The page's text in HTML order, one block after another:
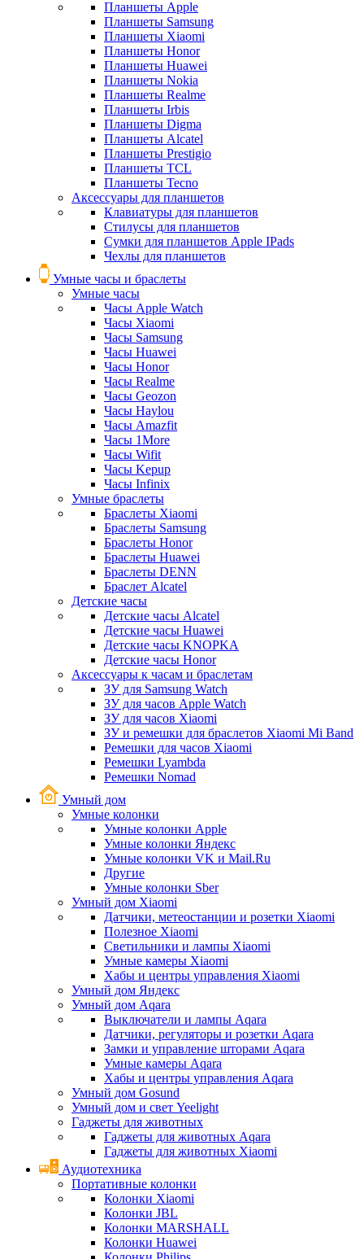
Планшеты Apple
Планшеты Samsung
Планшеты Xiaomi
Планшеты Honor
Планшеты Huawei
Планшеты Nokia
Планшеты Realme
Планшеты Irbis
Планшеты Digma
Планшеты Alcatel
Планшеты Prestigio
Планшеты TCL
Планшеты Tecno
Аксессуары для планшетов
Клавиатуры для планшетов
Стилусы для планшетов
Сумки для планшетов Apple IPads
Чехлы для планшетов
Умные часы и браслеты
Умные часы
Часы Apple Watch
Часы Xiaomi
Часы Samsung
Часы Huawei
Часы Honor
Часы Realme
Часы Geozon
Часы Haylou
Часы Amazfit
Часы 1More
Часы Wifit
Часы Kepup
Часы Infinix
Умные браслеты
Браслеты Xiaomi
Браслеты Samsung
Браслеты Honor
Браслеты Huawei
Браслеты DENN
Браслет Alcatel
Детские часы
Детские часы Alcatel
Детские часы Huawei
Детские часы KNOPKA
Детские часы Honor
Аксессуары к часам и браслетам
ЗУ для Samsung Watch
ЗУ для часов Apple Watch
ЗУ для часов Xiaomi
ЗУ и ремешки для браслетов Xiaomi Mi Band
Ремешки для часов Xiaomi
Ремешки Lyambda
Ремешки Nomad
Умный дом
Умные колонки
Умные колонки Apple
Умные колонки Яндекс
Умные колонки VK и Mail.Ru
Другие
Умные колонки Sber
Умный дом Xiaomi
Датчики, метеостанции и розетки Xiaomi
Полезное Xiaomi
Светильники и лампы Xiaomi
Умные камеры Xiaomi
Хабы и центры управления Xiaomi
Умный дом Яндекс
Умный дом Aqara
Выключатели и лампы Aqara
Датчики, регуляторы и розетки Aqara
Замки и управление шторами Aqara
Умные камеры Aqara
Хабы и центры управления Aqara
Умный дом Gosund
Умный дом и свет Yeelight
Гаджеты для животных
Гаджеты для животных Aqara
Гаджеты для животных Xiaomi
Аудиотехника
Портативные колонки
Колонки Xiaomi
Колонки JBL
Колонки MARSHALL
Колонки Huawei